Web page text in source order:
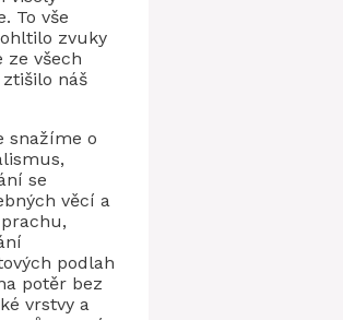
To vše
zvuky
ze všech
náš
snažíme o
se
věcí a
podlah
potěr bez
vrstvy a